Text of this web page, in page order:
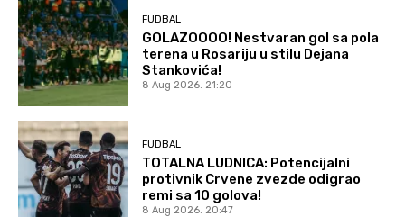
FUDBAL
GOLAZOOOO! Nestvaran gol sa pola
terena u Rosariju u stilu Dejana
Stankovića!
8 Aug 2026. 21:20
FUDBAL
TOTALNA LUDNICA: Potencijalni
protivnik Crvene zvezde odigrao
remi sa 10 golova!
8 Aug 2026. 20:47